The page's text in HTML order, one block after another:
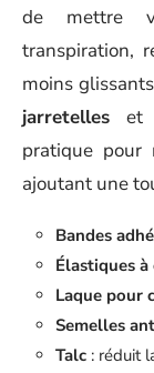
de mettre
transpiration,
moins
jarretelles et
pratique
ajoutant une
Bandes
Élastiques à
Laque pour
Semelles
Talc : réduit